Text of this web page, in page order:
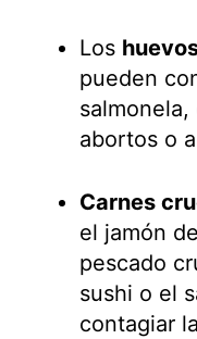
Los
pueden
abortos o
Carnes
el jamón
pescado
sushi o el
contagiar